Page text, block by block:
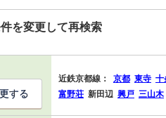
を変更して再検索
近鉄京都線： 京都 東寺 十
富野荘 新田辺 興戸 三山木
する